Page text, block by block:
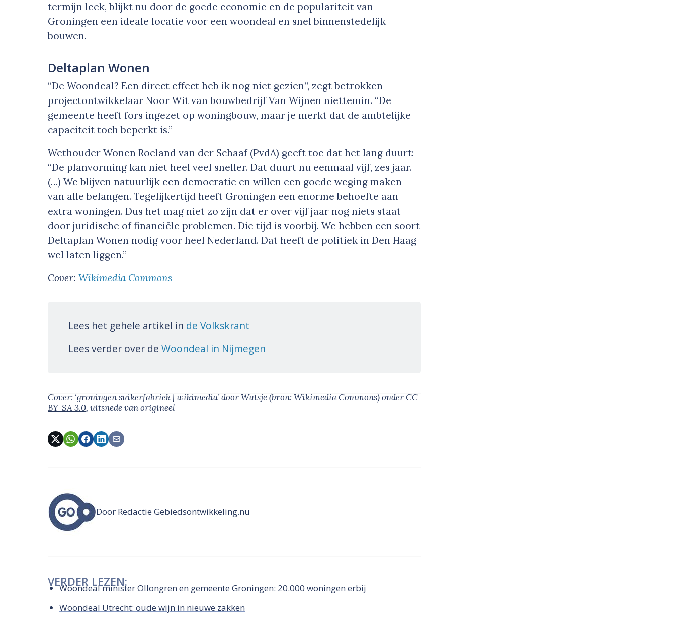
termijn leek, blijkt nu door de goede economie en de populariteit van
Groningen een ideale locatie voor een woondeal en snel binnenstedelijk
bouwen.
Deltaplan Wonen
“De Woondeal? Een direct effect heb ik nog niet gezien”, zegt betrokken
projectontwikkelaar Noor Wit van bouwbedrijf Van Wijnen niettemin. “De
gemeente heeft fors ingezet op woningbouw, maar je merkt dat de ambtelijke
capaciteit toch beperkt is.”
Wethouder Wonen Roeland van der Schaaf (PvdA) geeft toe dat het lang duurt:
“De planvorming kan niet heel veel sneller. Dat duurt nu eenmaal vijf, zes jaar.
(…) We blijven natuurlijk een democratie en willen een goede weging maken
van alle belangen. Tegelijkertijd heeft Groningen een enorme behoefte aan
extra woningen. Dus het mag niet zo zijn dat er over vijf jaar nog niets staat
door juridische of financiële problemen. Die tijd is voorbij. We hebben een soort
Deltaplan Wonen nodig voor heel Nederland. Dat heeft de politiek in Den Haag
wel laten liggen.”
Cover:Wikimedia Commons
Lees het gehele artikel in de Volkskrant
Lees verder over de Woondeal in Nijmegen
Cover: ‘groningen suikerfabriek | wikimedia’door Wutsje(bron:Wikimedia Commons)onderCC
BY-SA 3.0, uitsnede van origineel
Door Redactie Gebiedsontwikkeling.nu
VERDER LEZEN:
Woondeal minister Ollongren en gemeente Groningen: 20.000 woningen erbij
Woondeal Utrecht: oude wijn in nieuwe zakken